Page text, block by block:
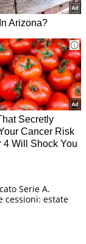
Serie A.
cessioni: estate